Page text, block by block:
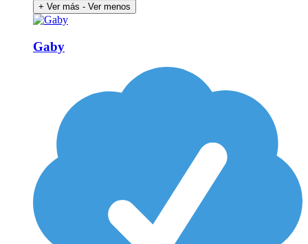
+ Ver más - Ver menos
Gaby